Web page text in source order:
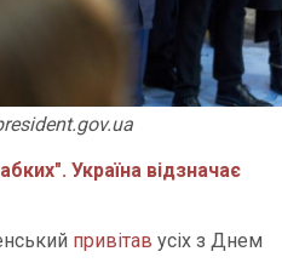
Україна відзначає
привітав усіх з Днем